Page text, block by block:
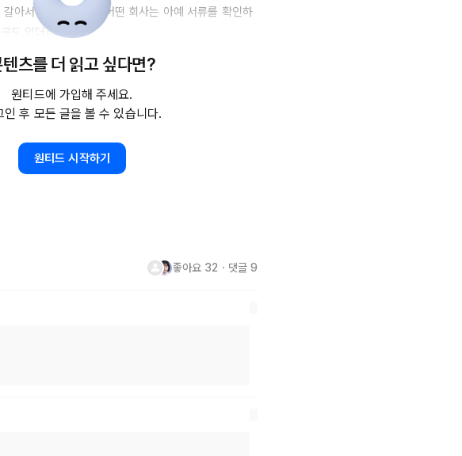
아서 지원했음에도 어떤 회사는 아예 서류를 확인하
곳도 있더라구요.
는 정말 허탈감이 들 수 밖에 없는데 기업에서 확인하
는건지, 대체 서류합격 기준이 무엇인지, 기업에서는
는건지도 궁금해집니다.
나이가 좀 많은 편에 속하긴 합니다만 나이가 문제인 것
높다고 들었습니다만 지속적인 불합격으로 인해 지
츠를 더 읽고 싶다면?
원티드에 가입해 주세요.
인 후 모든 글을 볼 수 있습니다.
원티드 시작하기
좋아요 32 ・ 댓글 9